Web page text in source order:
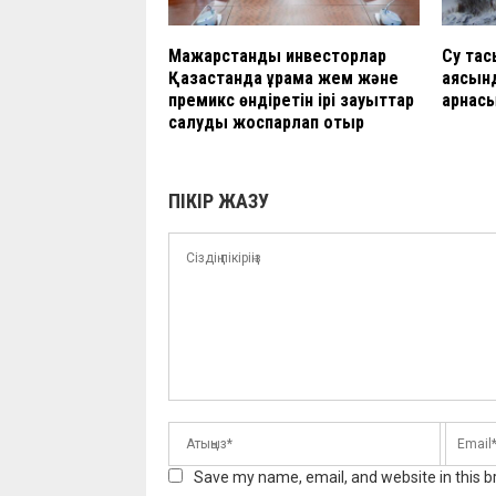
Мажарстандық инвесторлар
Қазақстанда құрама жем және
премикс өндіретін ірі зауыттар
салуды жоспарлап отыр
Су
ПІКІР ЖАЗУ
Save my name, email, and website in this